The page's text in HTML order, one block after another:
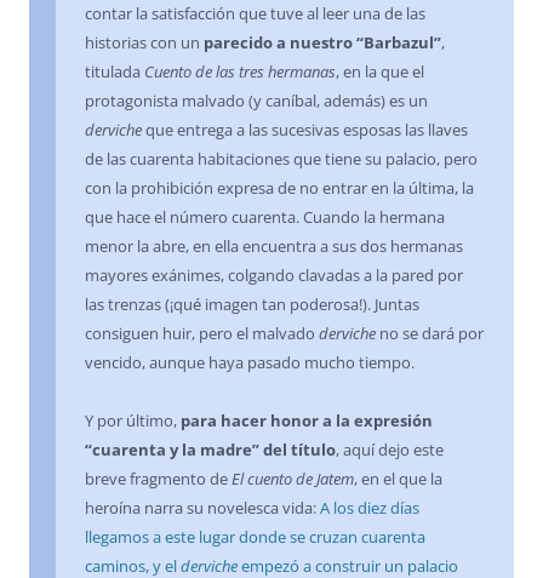
contar la satisfacción que tuve al leer una de las
historias con un parecido a nuestro “Barbazul”,
titulada Cuento de las tres hermanas, en la que el
protagonista malvado (y caníbal, además) es un
dervicheque entrega a las sucesivas esposas las llaves
de las cuarenta habitaciones que tiene su palacio, pero
con la prohibición expresa de no entrar en la última, la
que hace el número cuarenta. Cuando la hermana
menor la abre, en ella encuentra a sus dos hermanas
mayores exánimes, colgando clavadas a la pared por
las trenzas (¡qué imagen tan poderosa!). Juntas
consiguen huir, pero el malvado derviche no se dará por
vencido, aunque haya pasado mucho tiempo.
Y por último, para hacer honor a la expresión
“cuarenta y la madre” del título, aquí dejo este
breve fragmento deEl cuento de Jatem, en el que la
heroína narra su novelesca vida:A los diez días
llegamos a este lugar donde se cruzan cuarenta
caminos, y eldervicheempezó a construir un palacio